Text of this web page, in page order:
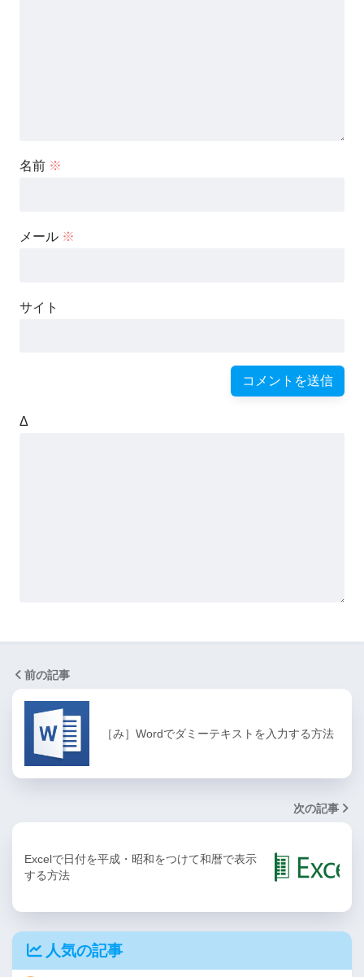
名前 ※
メール ※
サイト
Δ
前の記事
［み］Wordでダミーテキストを入力する方法
次の記事
Excelで日付を平成・昭和をつけて和暦で表示
する方法
人気の記事